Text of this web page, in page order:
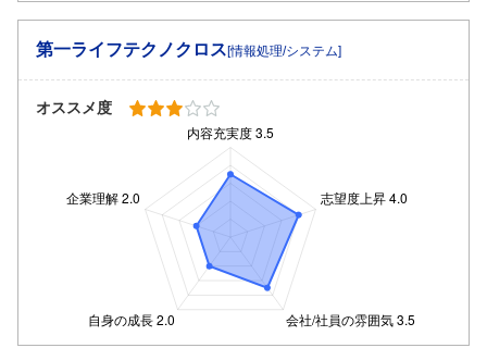
第一ライフテクノクロス[情報処理/システム]
オススメ度